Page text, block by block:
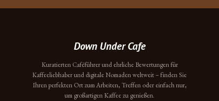
Down Under Cafe
Kuratierten Caféführer und ehrliche Bewertungen für
Kaffeeliebhaber und digitale Nomaden weltweit – finden Sie
Ihren perfekten Ort zum Arbeiten, Treffen oder einfach nur,
um großartigen Kaffee zu genießen.